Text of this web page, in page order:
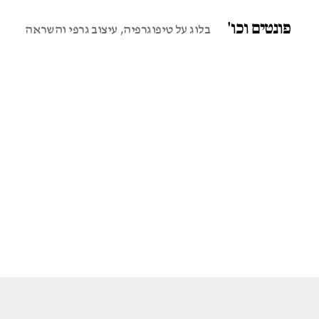
פונטים וכו' בלוג על טיפוגרפיה, עיצוב גרפי והשראה